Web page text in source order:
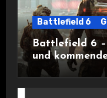
Battlefield 6
Battlefield 6
und